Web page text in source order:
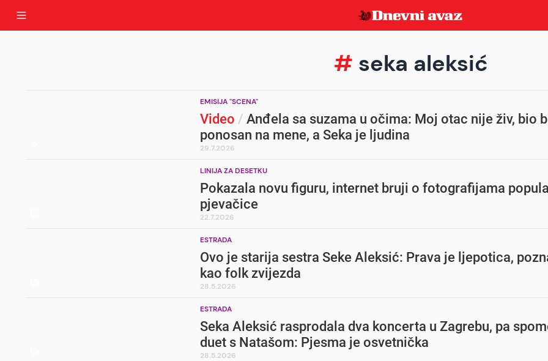
# seka aleksić
EMISIJA "SCENA"
Video / Anđela sa suzama u očima: Moj otac nije živ, bio
ponosan na mene, a Seka je ljudina
29.7.2026
LINIJA ZA DESETKU
Pokazala novu figuru, internet bruji o fotografijama
pjevačice
22.7.2026
ESTRADA
Ovo je starija sestra Seke Aleksić: Prava je ljepotica,
kao folk zvijezda
28.5.2026
ESTRADA
Seka Aleksić rasprodala dva koncerta u Zagrebu, pa
duet s Natašom: Pjesma je osvetnička
28.5.2026